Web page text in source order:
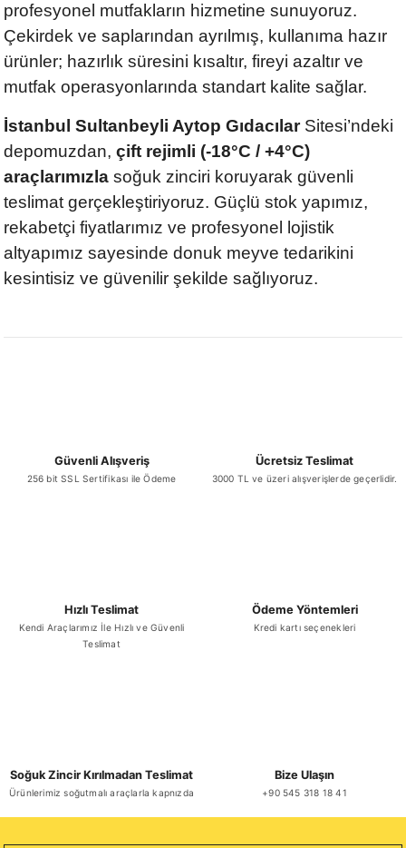
profesyonel mutfakların hizmetine sunuyoruz.
Çekirdek ve saplarından ayrılmış, kullanıma hazır
ürünler; hazırlık süresini kısaltır, fireyi azaltır ve
mutfak operasyonlarında standart kalite sağlar.
İstanbul Sultanbeyli Aytop GıdacılarSitesi’ndeki
depomuzdan, çift rejimli (-18°C / +4°C)
araçlarımızla soğuk zinciri koruyarak güvenli
teslimat gerçekleştiriyoruz. Güçlü stok yapımız,
rekabetçi fiyatlarımız ve profesyonel lojistik
altyapımız sayesinde donuk meyve tedarikini
kesintisiz ve güvenilir şekilde sağlıyoruz.
Güvenli Alışveriş
256 bit SSL Sertifikası ile Ödeme
Ücretsiz Teslimat
3000 TL ve üzeri alışverişlerde geçerlidir.
Hızlı Teslimat
Kendi Araçlarımız İle Hızlı ve Güvenli
Teslimat
Ödeme Yöntemleri
Kredi kartı seçenekleri
Soğuk Zincir Kırılmadan Teslimat
Ürünlerimiz soğutmalı araçlarla kapnızda
Bize Ulaşın
+90 545 318 18 41